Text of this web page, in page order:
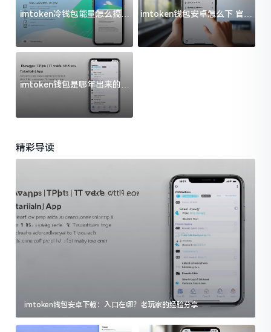
imtoken冷钱包能量怎么搞？
过来人告诉你门道
imtoken钱包安卓怎么下 官方
渠道避坑指南
imtoken钱包是哪年出来的？
一文给你说清楚
精彩导读
imtoken钱包安卓下载：入口在哪？老玩家的经验分享